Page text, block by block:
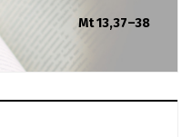
Mt 13,37–38